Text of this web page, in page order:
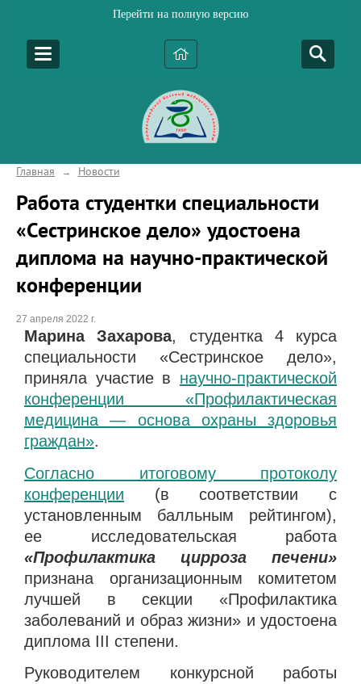
Перейти на полную версию
Главная → Новости
Работа студентки специальности
«Сестринское дело» удостоена
диплома на научно-практической
конференции
27 апреля 2022 г.
Марина Захарова, студентка 4 курса
специальности «Сестринское дело»,
приняла участие в научно-практической
конференции «Профилактическая
медицина — основа охраны здоровья
граждан».
Согласно итоговому протоколу
конференции (в соответствии с
установленным балльным рейтингом),
ее исследовательская работа
«Профилактика цирроза печени»
признана организационным комитетом
лучшей в секции «Профилактика
заболеваний и образ жизни» и удостоена
диплома III степени.
Руководителем конкурсной работы